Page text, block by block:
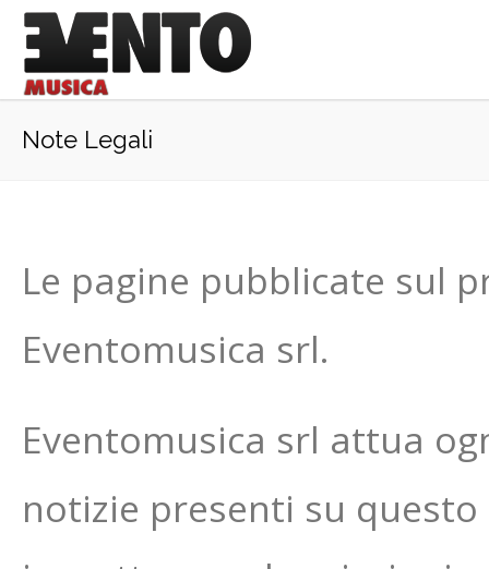
Note Legali
Le pagine pubblicate sul
Eventomusica srl.
Eventomusica srl attua
notizie presenti su